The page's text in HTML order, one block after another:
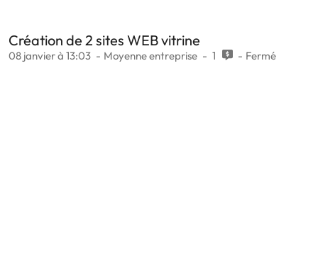
Création de 2 sites WEB vitrine
08 janvier à 13:03 Moyenne entreprise 1 Fermé